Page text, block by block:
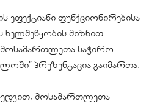
ეფექტიანი ფუნქციონირებისა
მიზნით
საჭირო
პრეზენტაცია გაიმართა.
მოსამართლეთა